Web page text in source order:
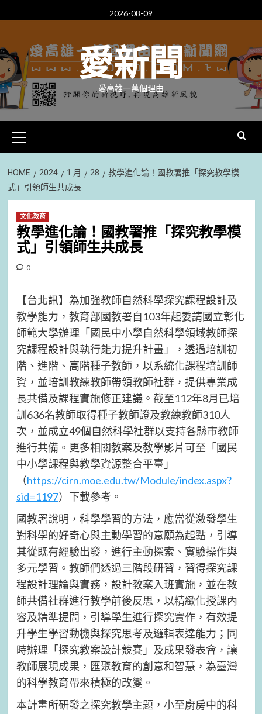
to
2026-08-09
愛新聞
愛高雄一萬個理由
Menu
HOME 2024 1 月 28
教學進化論！國教署推「探究教學模
式」引領師生共成長
文化教育
教學進化論！國教署推「探究教學模
式」引領師生共成長
0
【台北訊】為加強教師自然科學探究課程設計及
教學能力，教育部國教署自103年起委請國立彰化
師範大學辦理「國民中小學自然科學領域教師探
究課程設計與執行能力提升計畫」，透過培訓初
階、進階、高階種子教師，以系統化課程培訓師
資，並培訓教練教師帶領教師社群，提供專業成
長共備及課程實施修正建議。截至112年8月已培
訓636名教師取得種子教師證及教練教師310人
次，並成立49個自然科學社群以支持各縣市教師
進行共備。更多相關教案及教學影片可至「國民
中小學課程與教學資源整合平臺」
（https://cirn.moe.edu.tw/Module/index.aspx?
sid=1197）下載參考。
國教署說明，科學學習的方法，應當從激發學生
對科學的好奇心與主動學習的意願為起點，引導
其從既有經驗出發，進行主動探索、實驗操作與
多元學習。教師們透過三階段研習，習得探究課
程設計理論與實務，設計教案入班實施，並在教
師共備社群進行教學前後反思，以精緻化授課內
容及精準提問，引導學生進行探究實作，有效提
升學生學習動機與探究思考及邏輯表達能力；同
時辦理「探究教案設計競賽」及成果發表會，讓
教師展現成果，匯聚教育的創意和智慧，為臺灣
的科學教育帶來積極的改變。
本計畫所研發之探究教學主題，小至廚房中的科